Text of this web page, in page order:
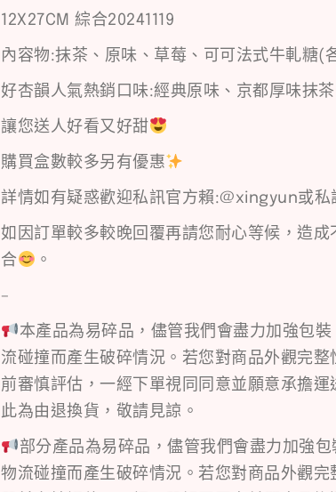
12X27CM 綜合20241119
內容物:抹茶、原味、草莓、可可法式牛軋糖(
好杏韻人氣熱銷口味:經典原味、京都厚味抹
讓您送人好看又好甜
購買盒數較多另有優惠
詳情如有疑惑歡迎私訊官方賴:@xingyun或私
如因訂單較多較晚回覆再請您耐心等候，造
合
。
–
本產品為易碎品，儘管我們會盡力加強包
流碰撞而產生破碎情況。若您對商品外觀完
前審慎評估，一經下單視同同意並願意承擔
此為由退換貨，敬請見諒。
部分產品為易碎品，儘管我們會盡力加強
物流碰撞而產生破碎情況。若您對商品外觀